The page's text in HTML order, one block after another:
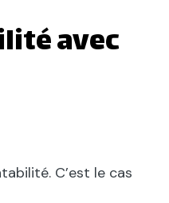
avec
C’est le cas